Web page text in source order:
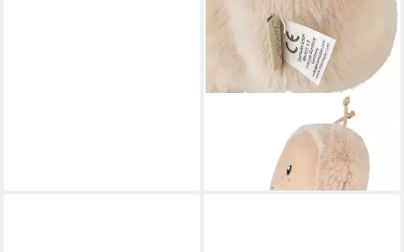
Handpuppe Biene
lieferbar - in 6-8 Werktagen bei dir